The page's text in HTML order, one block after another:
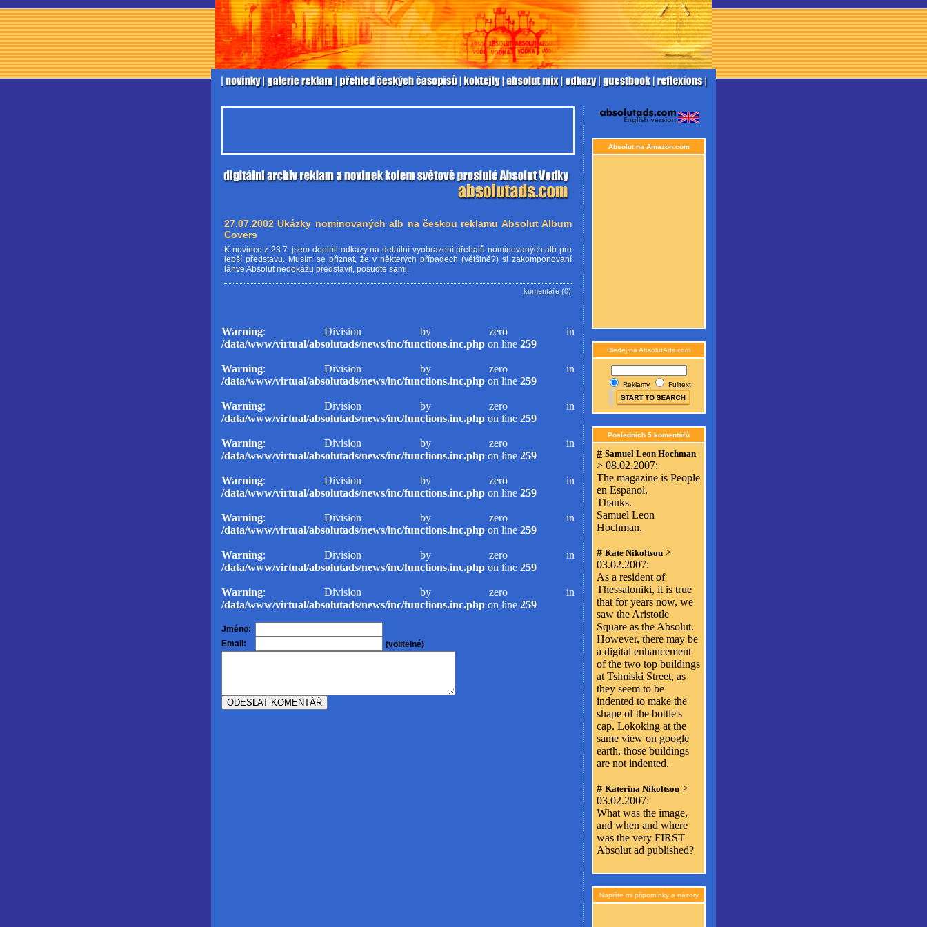
27.07.2002 Ukázky nominovaných alb na českou reklamu Absolut Album
Covers
K novince z 23.7. jsem doplnil odkazy na detailní vyobrazení přebalů nominovaných alb pro
lepší představu. Musím se přiznat, že v některých případech (většině?) si zakomponovaní
láhve Absolut nedokážu představit, posuďte sami.
komentáře (0)
Warning: Division by zero in
/data/www/virtual/absolutads/news/inc/functions.inc.php on line 259
Warning: Division by zero in
/data/www/virtual/absolutads/news/inc/functions.inc.php on line 259
Warning: Division by zero in
/data/www/virtual/absolutads/news/inc/functions.inc.php on line 259
Warning: Division by zero in
/data/www/virtual/absolutads/news/inc/functions.inc.php on line 259
Warning: Division by zero in
/data/www/virtual/absolutads/news/inc/functions.inc.php on line 259
Warning: Division by zero in
/data/www/virtual/absolutads/news/inc/functions.inc.php on line 259
Warning: Division by zero in
/data/www/virtual/absolutads/news/inc/functions.inc.php on line 259
Warning: Division by zero in
/data/www/virtual/absolutads/news/inc/functions.inc.php on line 259
Jméno:
Email:
(volitelné)
Absolut na Amazon.com
Hledej na AbsolutAds.com
Reklamy Fulltext
Posledních 5 komentářů
# Samuel Leon Hochman
> 08.02.2007:
The magazine is People
en Espanol.
Thanks.
Samuel Leon
Hochman.
# Kate Nikoltsou >
03.02.2007:
As a resident of
Thessaloniki, it is true
that for years now, we
saw the Aristotle
Square as the Absolut.
However, there may be
a digital enhancement
of the two top buildings
at Tsimiski Street, as
they seem to be
indented to make the
shape of the bottle's
cap. Lokoking at the
same view on google
earth, those buildings
are not indented.
# Katerina Nikoltsou >
03.02.2007:
What was the image,
and when and where
was the very FIRST
Absolut ad published?
Napište mi připomínky a názory